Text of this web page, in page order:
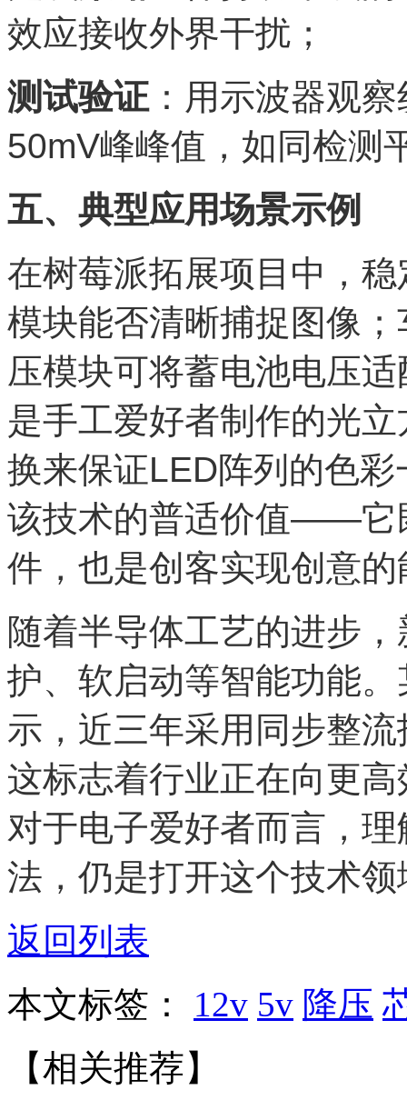
效应接收外界干扰；
测试验证：用示波器观
50mV峰峰值，如同检测
五、典型应用场景示例
在树莓派拓展项目中，
模块能否清晰捕捉图像
压模块可将蓄电池电压
是手工爱好者制作的光
换来保证LED阵列的色
该技术的普适价值——它
件，也是创客实现创意
随着半导体工艺的进步
护、软启动等智能功能
示，近三年采用同步整
这标志着行业正在向更
对于电子爱好者而言，
法，仍是打开这个技术
返回列表
本文标签： 12v 5v 降压
【相关推荐】